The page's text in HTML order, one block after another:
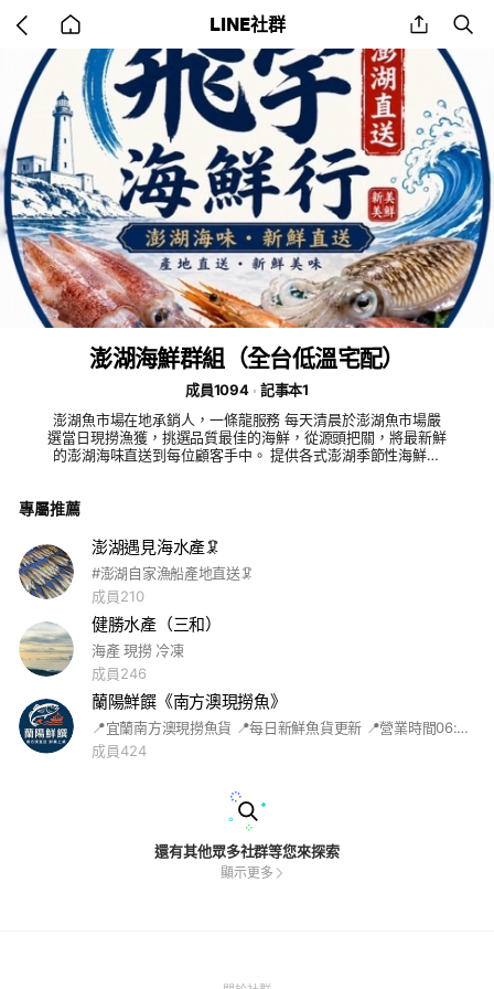
back
to
home
LINE社群 share
澎湖海鮮群組（全台低溫宅配）
成員1094
記事本1
澎湖魚市場在地承銷人，一條龍服務 每天清晨於澎湖魚市場嚴
選當日現撈漁獲，挑選品質最佳的海鮮，從源頭把關，將最新鮮
的澎湖海味直送到每位顧客手中。 提供各式澎湖季節性海鮮，
飛宇海鮮行 統一編號：85728684 🔗官方ID：@eac5105j 🔗官
專屬推薦
澎湖遇見海水產🦑
#澎湖自家漁船產地直送🦑
成員210
健勝水產（三和）
海產 現撈 冷凍
成員246
蘭陽鮮饌《南方澳現撈魚》
📍宜蘭南方澳現撈魚貨 📍每日新鮮魚貨更新 📍營業時間06:30～12:00 📍攤趾-龍江路356巷66號
成員424
還有其他眾多社群等您來探索
顯示更多